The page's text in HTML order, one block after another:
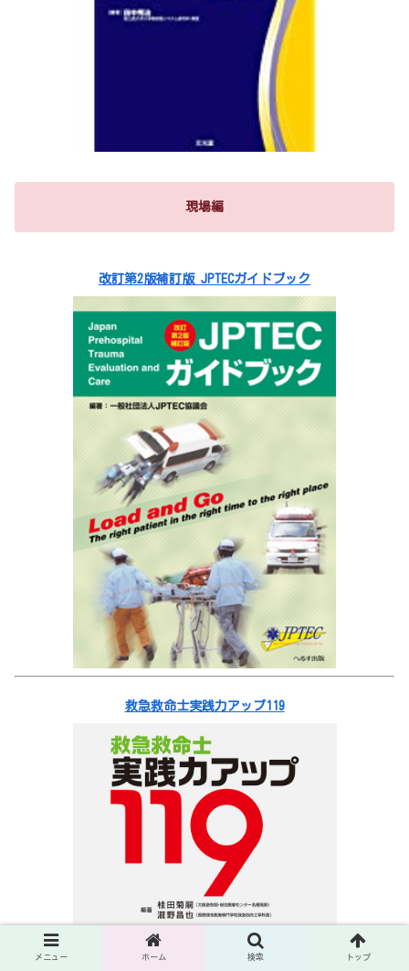
現場編
改訂第2版補訂版 JPTECガイドブック
救急救命士実践力アップ119
メニュー ホーム 検索 トップ